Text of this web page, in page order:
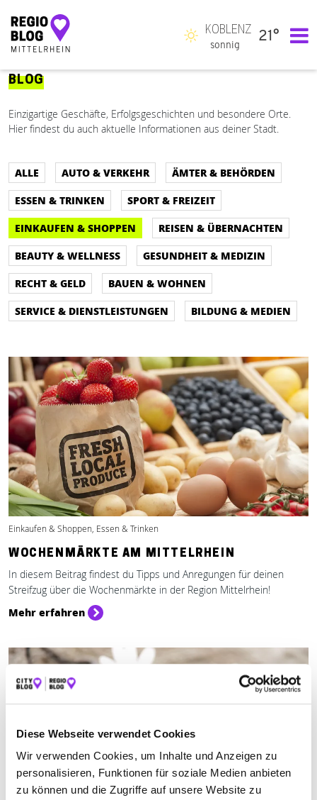
Diese Webseite verwendet Cookies
Wir verwenden Cookies, um Inhalte und Anzeigen zu
personalisieren, Funktionen für soziale Medien anbieten
zu können und die Zugriffe auf unsere Website zu
Hauptnavigation
KOBLENZ
sonnig
21°
BLOG
Einzigartige Geschäfte, Erfolgsgeschichten und besondere Orte.
Hier findest du auch aktuelle Informationen aus deiner Stadt.
ALLE AUTO & VERKEHR
ÄMTER & BEHÖRDEN
ESSEN & TRINKEN
SPORT & FREIZEIT
EINKAUFEN & SHOPPEN
REISEN & ÜBERNACHTEN
BEAUTY & WELLNESS
GESUNDHEIT & MEDIZIN
RECHT & GELD
BAUEN & WOHNEN
SERVICE & DIENSTLEISTUNGEN
BILDUNG & MEDIEN
Einkaufen & Shoppen, Essen & Trinken
WOCHENMÄRKTE AM MITTELRHEIN
In diesem Beitrag findest du Tipps und Anregungen für deinen
Streifzug über die Wochenmärkte in der Region Mittelrhein!
Mehr erfahren